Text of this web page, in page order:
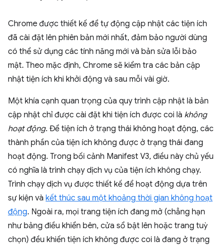
Chrome được thiết kế để tự động cập nhật các tiện ích
đã cài đặt lên phiên bản mới nhất, đảm bảo người dùng
có thể sử dụng các tính năng mới và bản sửa lỗi bảo
mật. Theo mặc định, Chrome sẽ kiểm tra các bản cập
nhật tiện ích khi khởi động và sau mỗi vài giờ.
Một khía cạnh quan trọng của quy trình cập nhật là bản
cập nhật chỉ được cài đặt khi tiện ích được coi là không
hoạt động. Để tiện ích ở trạng thái không hoạt động, các
thành phần của tiện ích không được ở trạng thái đang
hoạt động. Trong bối cảnh Manifest V3, điều này chủ yếu
có nghĩa là trình chạy dịch vụ của tiện ích không chạy.
Trình chạy dịch vụ được thiết kế để hoạt động dựa trên
sự kiện và kết thúc sau một khoảng thời gian không hoạt
động. Ngoài ra, mọi trang tiện ích đang mở (chẳng hạn
như bảng điều khiển bên, cửa sổ bật lên hoặc trang tuỳ
chọn) đều khiến tiện ích không được coi là đang ở trạng